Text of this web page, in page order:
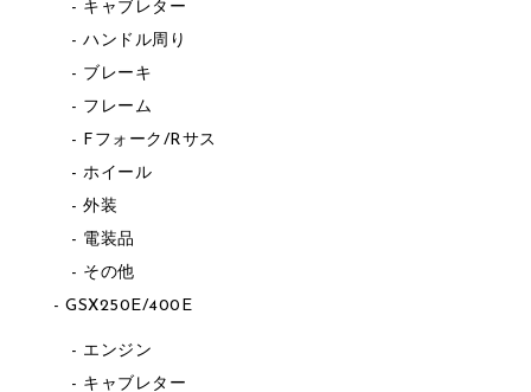
キャブレター
ハンドル周り
ブレーキ
フレーム
Fフォーク/Rサス
ホイール
外装
電装品
その他
GSX250E/400E
エンジン
キャブレター